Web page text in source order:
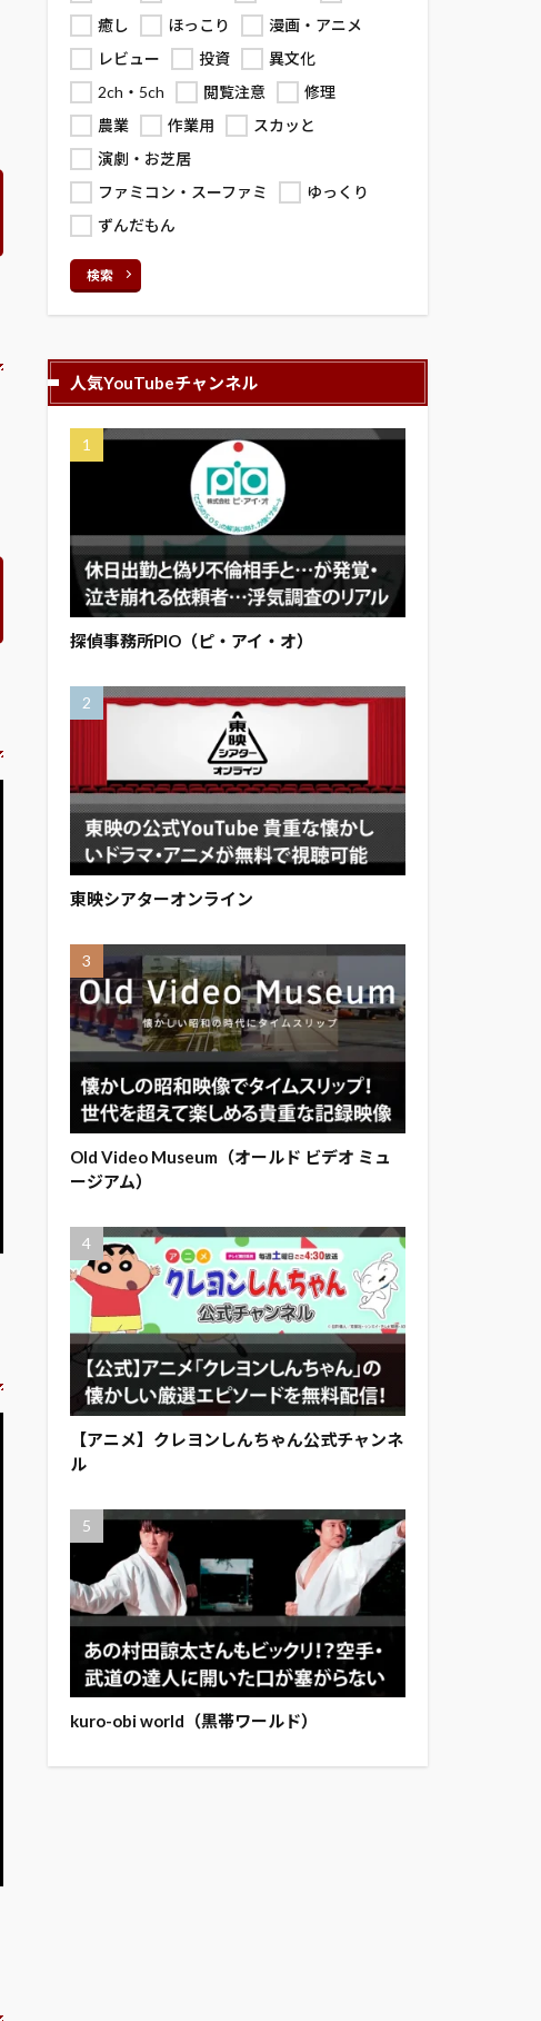
癒し
ほっこり
漫画・アニメ
レビュー
投資
異文化
2ch・5ch
閲覧注意
修理
農業
作業用
スカッと
演劇・お芝居
ファミコン・スーファミ
ゆっくり
ずんだもん
検索
人気YouTubeチャンネル
探偵事務所PIO（ピ・アイ・オ）
東映シアターオンライン
Old Video Museum（オールド ビデオ ミュ
ージアム）
【アニメ】クレヨンしんちゃん公式チャンネ
ル
kuro-obi world（黒帯ワールド）